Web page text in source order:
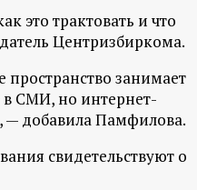
это трактовать и что
Центризбиркома.
занимает
в СМИ, но интернет-
— добавила Памфилова.
свидетельствуют о